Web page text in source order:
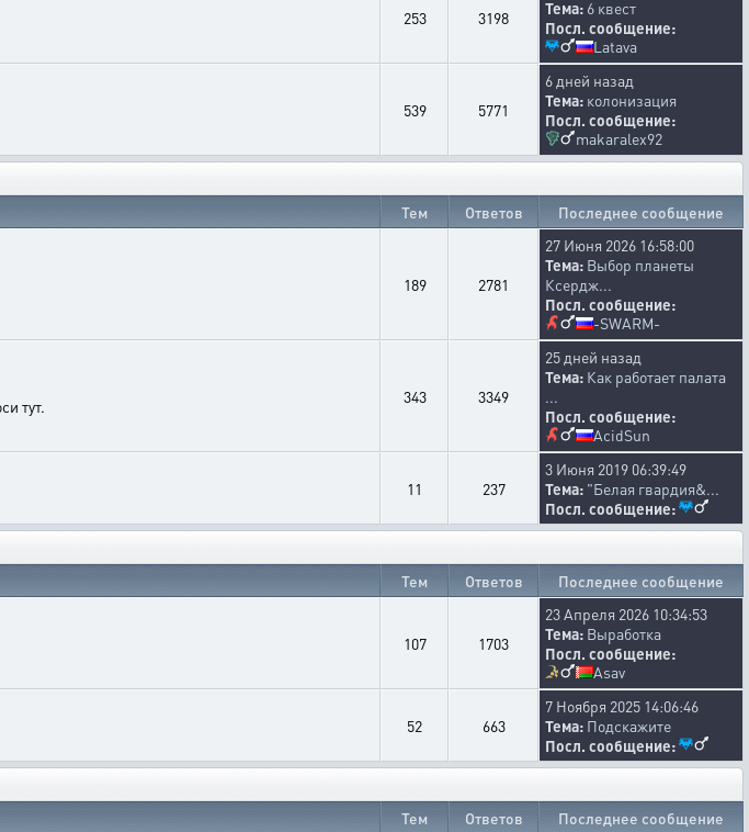
253 3198
Тема: 6 квест
Посл. сообщение:
Latava
539 5771
6 дней назад
Тема: колонизация
Посл. сообщение:
makaralex92
Тем Ответов Последнее сообщение
189 2781
27 Июня 2026 16:58:00
Тема: Выбор планеты
Ксердж...
Посл. сообщение:
-SWARM-
тут.
343 3349
25 дней назад
Тема: Как работает палата
...
Посл. сообщение:
AcidSun
11 237
3 Июня 2019 06:39:49
Тема: "Белая гвардия&...
Посл. сообщение:
Тем Ответов Последнее сообщение
107 1703
23 Апреля 2026 10:34:53
Тема: Выработка
Посл. сообщение:
Asav
52 663
7 Ноября 2025 14:06:46
Тема: Подскажите
Посл. сообщение:
Тем Ответов Последнее сообщение